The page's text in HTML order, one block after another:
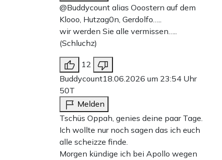
@Buddycount alias Ooostern auf dem
Klooo, Hutzag0n, Gerdolfo…..
wir werden Sie alle vermissen…..
(Schluchz)
12
Buddycount18.06.2026 um 23:54 Uhr
50T
Melden
Tschüs Oppah, genies deine paar Tage.
Ich wollte nur noch sagen das ich euch
alle scheizze finde.
Morgen kündige ich bei Apollo wegen